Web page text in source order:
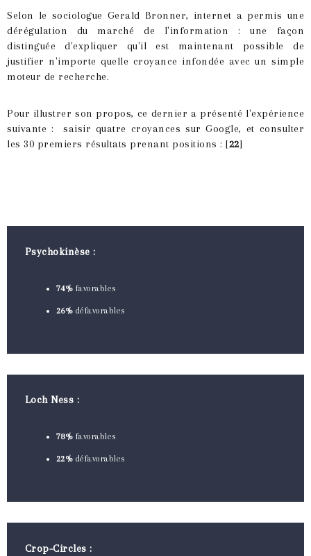
Selon le sociologue Gerald Bronner, internet a permis une
dérégulation du marché de l'information : une façon
distinguée d'expliquer qu'il est maintenant possible de
justifier n'importe quelle croyance infondée avec un simple
moteur de recherche.
Pour illustrer son propos, ce dernier a présenté l'expérience
suivante : saisir quatre croyances sur Google, et consulter
les 30 premiers résultats prenant positions : [22]
Psychokinèse :
74% favorables
26% défavorables
Loch Ness :
78% favorables
22% défavorables
Crop-Circles :